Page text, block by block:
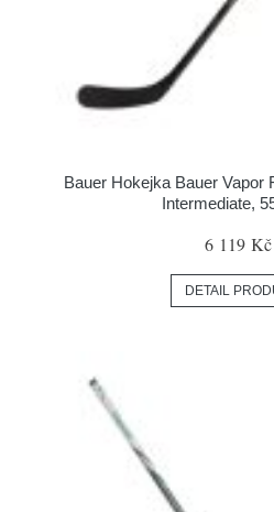
Bauer Hokejka Bauer Vapor
Intermediate,
6 119 Kč
DETAIL